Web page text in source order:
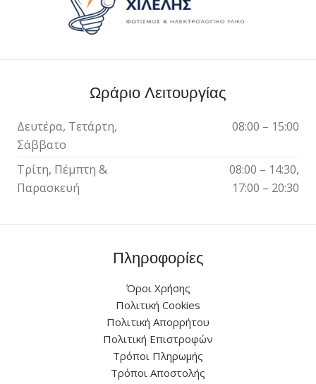
Ωράριο Λειτουργίας
Δευτέρα, Τετάρτη,
Σάββατο
08:00 – 15:00
Τρίτη, Πέμπτη &
Παρασκευή
08:00 – 14:30,
17:00 – 20:30
Πληροφορίες
Όροι Χρήσης
Πολιτική Cookies
Πολιτική Απορρήτου
Πολιτική Επιστροφών
Τρόποι Πληρωμής
Τρόποι Αποστολής